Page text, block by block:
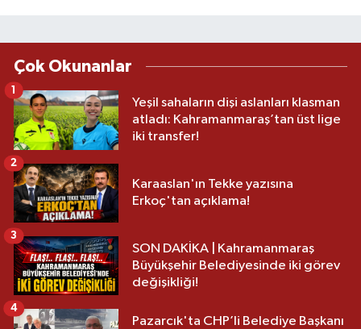
Çok Okunanlar
Yeşil sahaların dişi aslanları klasman
atladı: Kahramanmaraş’tan üst lige
iki transfer!
1
Karaaslan'ın Tekke yazısına
Erkoç'tan açıklama!
2
SON DAKİKA | Kahramanmaraş
Büyükşehir Belediyesinde iki görev
değişikliği!
3
Pazarcık'ta CHP’li Belediye Başkanı
4